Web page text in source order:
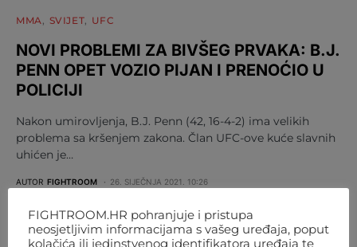
MMA SVIJET UFC
NOVI PROBLEMI ZA BIVŠEG PRVAKA: B.J.
PENN OPET VOZIO PIJAN I PRENOĆIO U
POLICIJI
Nakon umirovljenja, B.J. Penn (42, 16-4-2) ima velikih
problema sa kršenjem zakona. Član UFC-ove kuće slavnih
uhićen je…
AUTOR FIGHTROOM 26. SIJEČNJA 2021. 10:26
FIGHTROOM.HR pohranjuje i pristupa
neosjetljivim informacijama s vašeg uređaja, poput
kolačića ili jedinstvenog identifikatora uređaja te